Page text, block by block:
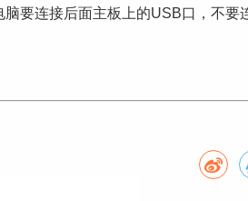
要连接后面主板上的USB口，不要